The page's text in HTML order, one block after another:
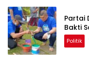
Partai
Bakti
Politik